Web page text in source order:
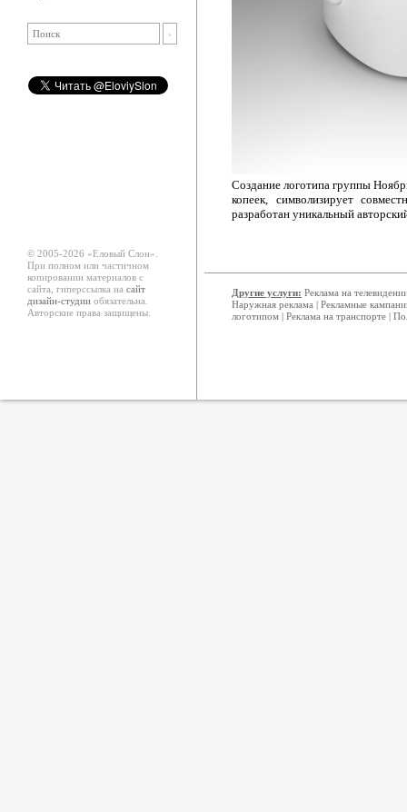
Создание логотипа группы
копеек, символизирует
разработан уникальный
© 2005-2026 «Еловый Cлон».
При полном или частичном
копировании материалов с
сайта, гиперссылка на сайт
дизайн-студии обязательна.
Авторские права защищены.
Другие услуги: Реклама на
Наружная реклама | Рекламные
логотипом | Реклама на транспорте |